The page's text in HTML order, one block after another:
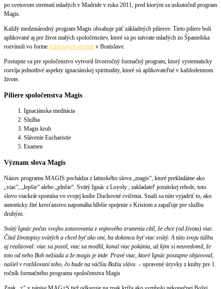
po svetovom stretnutí mladých v Madride v roku 2011, pred ktorým sa uskutočnil program
Magis.
Každý medzinárodný program Magis obsahuje päť základných pilierov. Tieto piliere boli
aplikované aj pre život malých spoločenstiev, ktoré sa po návrate mladých zo Španielska
rozvinuli vo forme týždenných stretiek v Bratislave.
Postupne sa pre spoločenstvo vytvoril štvorročný formačný program, ktorý systematicky
rozvíja jednotlivé aspekty ignaciánskej spirituality, ktoré sú aplikovateľné v každodennom
živote.
Piliere spoločenstva Magis
Ignaciánska meditácia
Služba
Magis kruh
Slávenie Eucharistie
Examen
Význam slova Magis
Názov programu MAGIS pochádza z latinského slova „magis“, ktoré prekladáme ako
„viac“, „lepšie“ alebo „plnšie“. Svätý Ignác z Loyoly , zakladateľ jezuitskej rehole, toto
slovo viackrát spomína vo svojej knihe Duchovné cvičenia. Snaží sa ním vyjadriť to, ako
autenticky žité kresťanstvo napomáha hlbšie spojenie s Kristom a zapaľuje pre službu
druhým.
Svätý Ignác počas svojho zotavovania z vojnového zranenia cítil, že chce (od života) viac.
Čítal životopisy svätých a chcel byť ako oni, ba dokonca byť viac svätý. A túto svoju túžbu
aj realizoval: viac sa postil, viac sa modlil, konal viac pokánia, až kým si neuvedomil, že
toto od neho Boh nežiada a že magis je inde. Pravé viac, ktoré Ignác postupne objavoval,
našiel v rozlišovaní toho, čo bude na väčšiu Božiu slávu. – upravené úryvky z knihy pre 1.
ročník formačného programu spoločenstva Magis